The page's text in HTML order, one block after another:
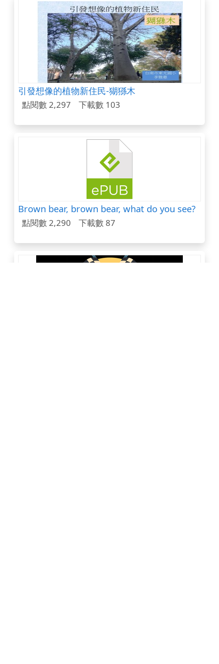
引發想像的植物新住民-猢猻木
點閱數 2,297 下載數 103
Brown bear, brown bear, what do you see?
點閱數 2,290 下載數 87